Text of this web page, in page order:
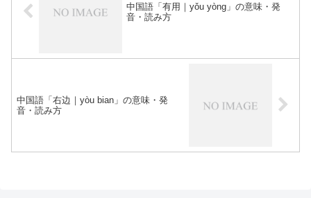
中国語「有用｜yǒu yòng」の意味・発
音・読み方
中国語「右边｜yòu bian」の意味・発
音・読み方